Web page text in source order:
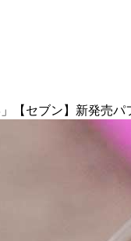
【セブン】新発売パ